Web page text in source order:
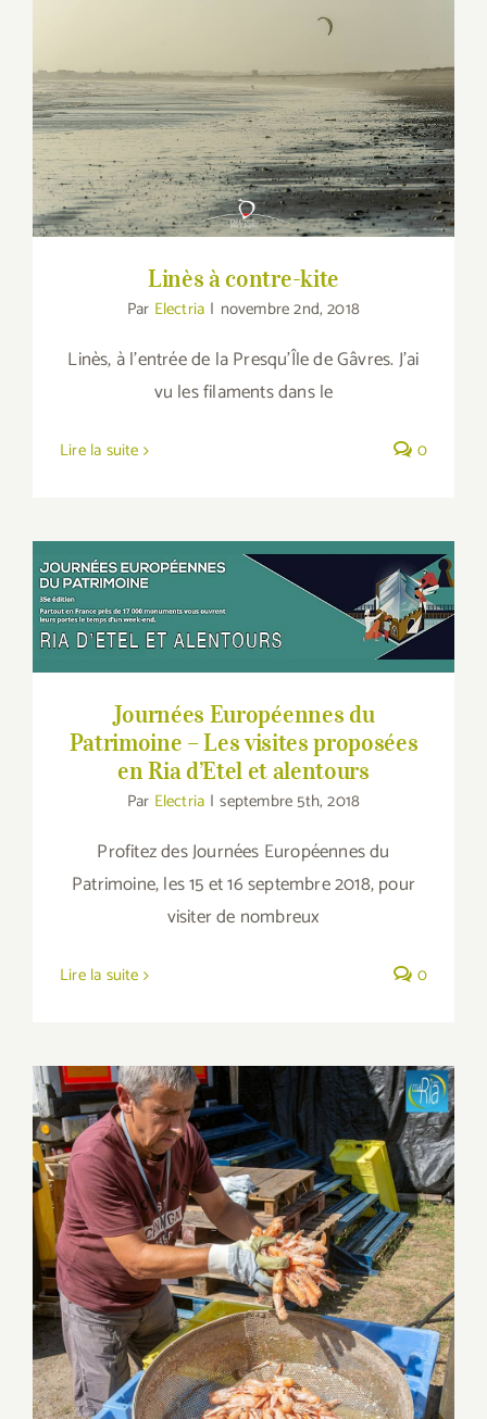
Linès à contre-kite
Linès à contre-kite
Par Electria | novembre 2nd, 2018
Linès, à l'entrée de la Presqu'Île de Gâvres. J'ai
vu les filaments dans le
Lire la suite 0
Journées Européennes du Patrimoine – Les
visites proposées en Ria d’Etel et alentours
Journées Européennes du
Patrimoine – Les visites proposées
en Ria d’Etel et alentours
Par Electria | septembre 5th, 2018
Profitez des Journées Européennes du
Patrimoine, les 15 et 16 septembre 2018, pour
visiter de nombreux
Lire la suite 0
Fête des Langoustines : la cuisson !